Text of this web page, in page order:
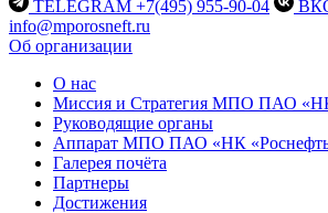
TELEGRAM +7(495) 955-90-04
info@mporosneft.ru
Об организации
О нас
Миссия и Стратегия МПО ПАО
Руководящие органы
Аппарат МПО ПАО «НК
Галерея почёта
Партнеры
Достижения